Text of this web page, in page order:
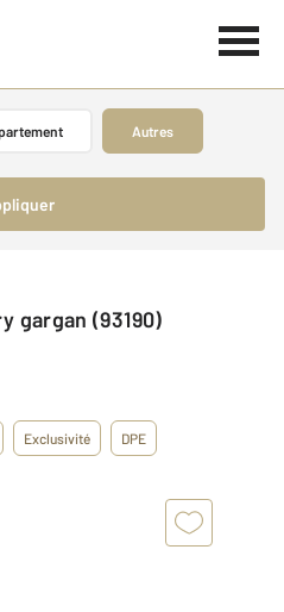
Autres
gargan (93190)
Exclusivité DPE